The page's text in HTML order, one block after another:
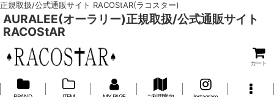
正規取扱/公式通販サイト RACOStAR(ラコスター)
AURALEE(オーラリー)正規取扱/公式通販サイト
RACOStAR
カート